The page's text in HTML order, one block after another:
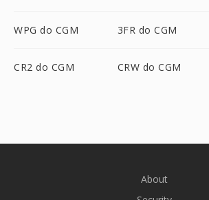
WPG do CGM 3FR do CGM
CR2 do CGM CRW do CGM
About